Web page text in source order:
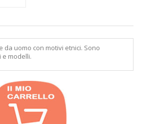
da uomo con motivi etnici. Sono
modelli.